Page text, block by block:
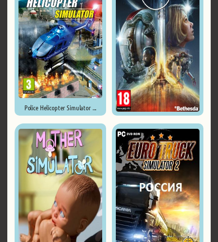
Police Helicopter Simulator ...